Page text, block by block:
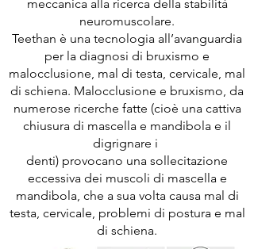
meccanica alla ricerca della stabilità
neuromuscolare.
Teethan è una tecnologia all’avanguardia
per la diagnosi di bruxismo e
malocclusione, mal di testa, cervicale, mal
di schiena. Malocclusione e bruxismo, da
numerose ricerche fatte (cioè una cattiva
chiusura di mascella e mandibola e il
digrignare i
denti) provocano una sollecitazione
eccessiva dei muscoli di mascella e
mandibola, che a sua volta causa mal di
testa, cervicale, problemi di postura e mal
di schiena.